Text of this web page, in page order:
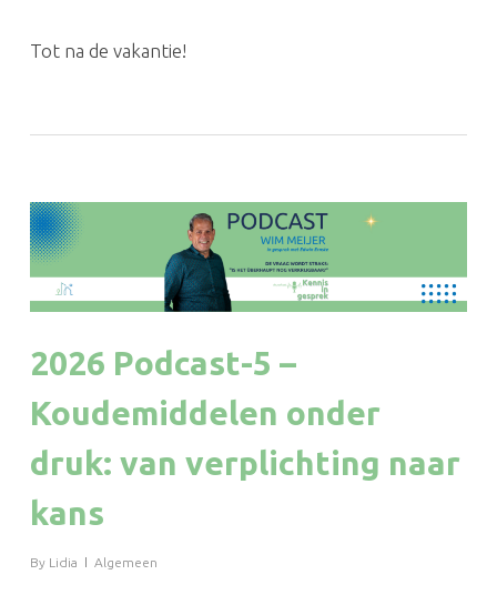
Tot na de vakantie!
2026 Podcast-5 –
Koudemiddelen onder
druk: van verplichting naar
kans
By Lidia Algemeen